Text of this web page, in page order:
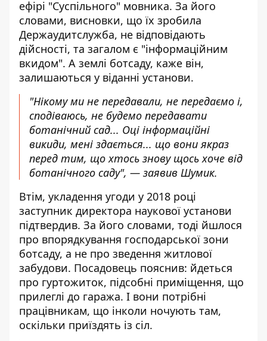
ефірі "Суспільного" мовника. За його
словами, висновки, що їх зробила
Держаудитслужба, не відповідають
дійсності, та загалом є "інформаційним
вкидом". А землі ботсаду, каже він,
залишаються у віданні установи.
"Нікому ми не передавали, не передаємо і,
сподіваюсь, не будемо передавати
ботанічний сад... Оці інформаційні
викиди, мені здається... що вони якраз
перед тим, що хтось знову щось хоче від
ботанічного саду", — заявив Шумик.
Втім, укладення угоди у 2018 році
заступник директора наукової установи
підтвердив. За його словами, тоді йшлося
про впорядкування господарської зони
ботсаду, а не про зведення житлової
забудови. Посадовець пояснив: йдеться
про гуртожиток, підсобні приміщення, що
прилеглі до гаража. І вони потрібні
працівникам, що інколи ночують там,
оскільки приїздять із сіл.